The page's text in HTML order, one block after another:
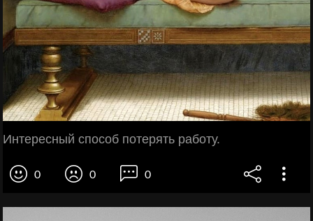
Интересный способ потерять работу.
0 0 0